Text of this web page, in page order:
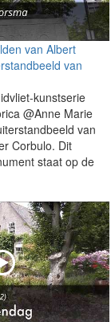
van Albert
van
kunstserie
@Anne Marie
van
Corbulo. Dit
staat op de